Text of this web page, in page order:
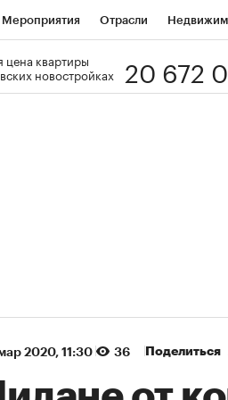
Мероприятия Отрасли
РБК Образование
цена квартиры
новостройках
20 672
2020, 11:30 36 Поделиться